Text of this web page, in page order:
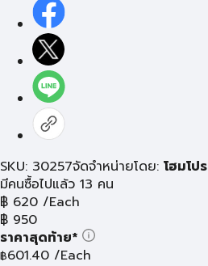
SKU: 30257จัดจำหน่ายโดย: โฮมโปร
มีคนซื้อไปแล้ว 13 คน
฿ 620 /Each
฿ 950
ราคาสุดท้าย*
฿601.40 /Each